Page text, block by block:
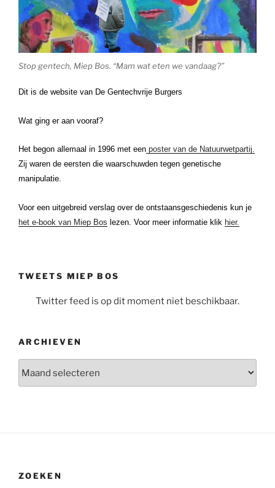
Stop gentech, Miep Bos. “Mam wat eten we vandaag?”
Dit is de website van De Gentechvrije Burgers
Wat ging er aan vooraf?
Het begon allemaal in 1996 met een poster van de Natuurwetpartij.
Zij waren de eersten die waarschuwden tegen genetische
manipulatie.
Voor een uitgebreid verslag over de ontstaansgeschiedenis kun je
het e-book van Miep Bos lezen. Voor meer informatie klik hier.
TWEETS MIEP BOS
Twitter feed is op dit moment niet beschikbaar.
ARCHIEVEN
ZOEKEN